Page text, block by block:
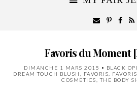
Favoris du Moment
DIMANCHE 1 MARS 2015 • BLACK
DREAM TOUCH BLUSH
FAVORIS
COSMETICS
,THE BODY